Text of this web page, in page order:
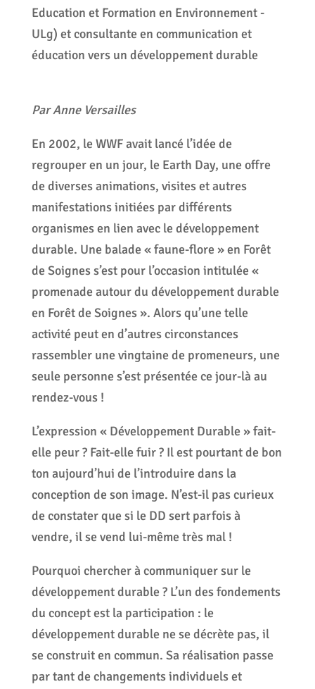
Education et Formation en Environnement -
ULg) et consultante en communication et
éducation vers un développement durable
Par Anne Versailles
En 2002, le WWF avait lancé l’idée de
regrouper en un jour, le Earth Day, une offre
de diverses animations, visites et autres
manifestations initiées par différents
organismes en lien avec le développement
durable. Une balade « faune-flore » en Forêt
de Soignes s’est pour l’occasion intitulée «
promenade autour du développement durable
en Forêt de Soignes ». Alors qu’une telle
activité peut en d’autres circonstances
rassembler une vingtaine de promeneurs, une
seule personne s’est présentée ce jour-là au
rendez-vous !
L’expression « Développement Durable » fait-
elle peur ? Fait-elle fuir ? Il est pourtant de bon
ton aujourd’hui de l’introduire dans la
conception de son image. N’est-il pas curieux
de constater que si le DD sert parfois à
vendre, il se vend lui-même très mal !
Pourquoi chercher à communiquer sur le
développement durable ? L’un des fondements
du concept est la participation : le
développement durable ne se décrète pas, il
se construit en commun. Sa réalisation passe
par tant de changements individuels et